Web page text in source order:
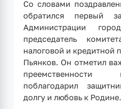
Со словами
обратился первый
Администрации
председатель
налоговой и кредитной
Пьянков. Он отметил
поблагодарил
долгу и любовь к Родине.